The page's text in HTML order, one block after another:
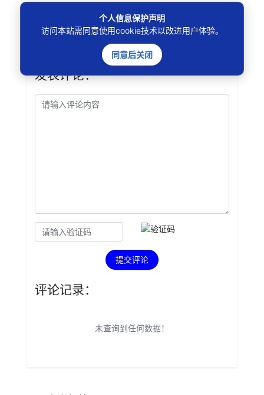
发表评论：
提交评论
评论记录：
未查询到任何数据！
个人信息保护声明
访问本站需同意使用cookie技术以改进用户体验。
同意后关闭